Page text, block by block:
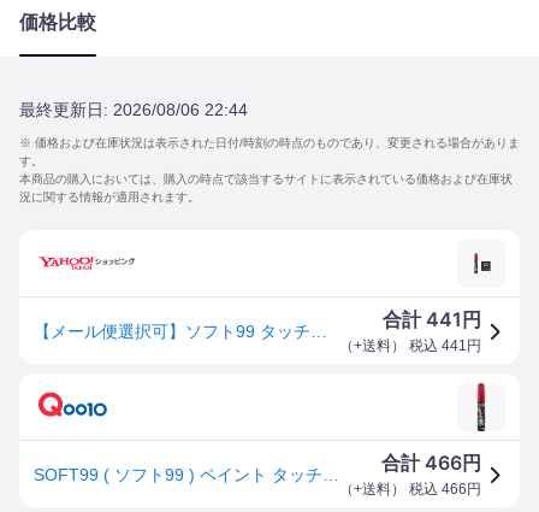
価格比較
最終更新日: 2026/08/06 22:44
※ 価格および在庫状況は表示された日付/時刻の時点のものであり、変更される場合がありま
す。
本商品の購入においては、購入の時点で該当するサイトに表示されている価格および在庫状
況に関する情報が適用されます。
合計441 円
（+送料） 税込 441 円
合計466円
（+送料） 税込 466 円